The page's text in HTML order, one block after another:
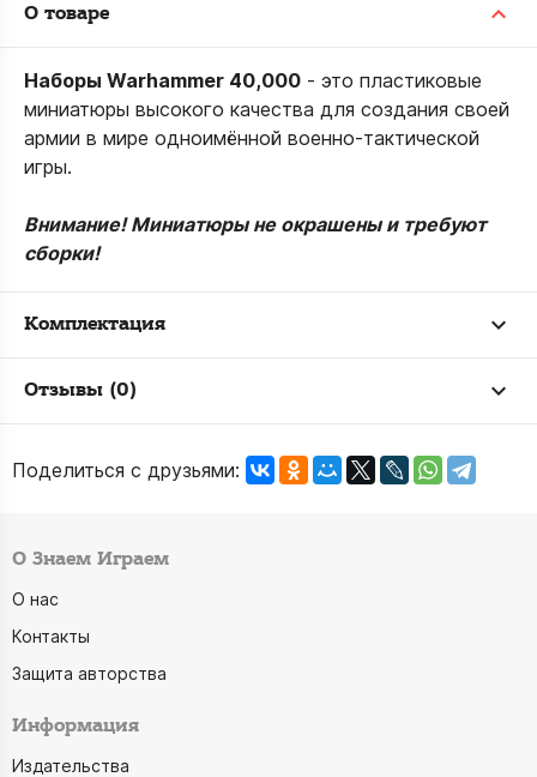
О товаре
Наборы Warhammer 40,000 - это пластиковые
миниатюры высокого качества для создания своей
армии в мире одноимённой военно-тактической
игры.
Внимание! Миниатюры не окрашены и требуют
сборки!
Комплектация
Отзывы (0)
Поделиться с друзьями:
О Знаем Играем
О нас
Контакты
Защита авторства
Информация
Издательства